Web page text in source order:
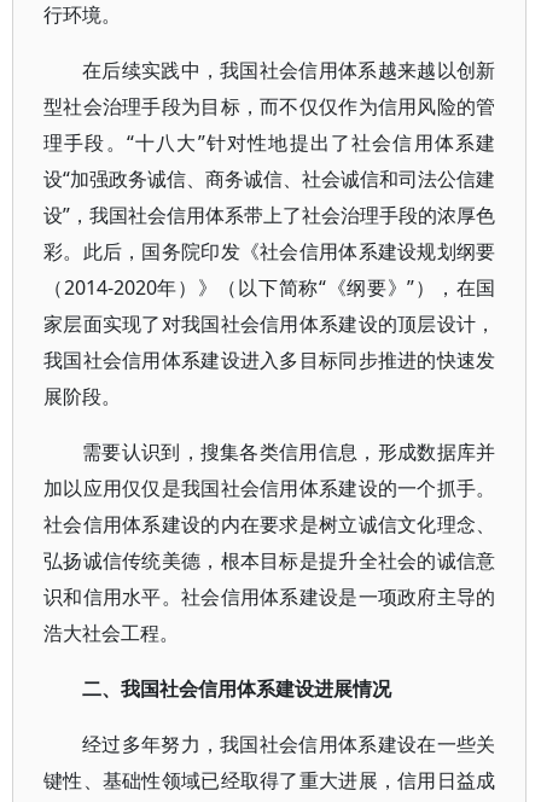
行环境。
在后续实践中，我国社会信用体系越来越以创新
型社会治理手段为目标，而不仅仅作为信用风险的管
理手段。“十八大”针对性地提出了社会信用体系建
设“加强政务诚信、商务诚信、社会诚信和司法公信建
设”，我国社会信用体系带上了社会治理手段的浓厚色
彩。此后，国务院印发《社会信用体系建设规划纲要
（2014-2020年）》（以下简称“《纲要》”），在国
家层面实现了对我国社会信用体系建设的顶层设计，
我国社会信用体系建设进入多目标同步推进的快速发
展阶段。
需要认识到，搜集各类信用信息，形成数据库并
加以应用仅仅是我国社会信用体系建设的一个抓手。
社会信用体系建设的内在要求是树立诚信文化理念、
弘扬诚信传统美德，根本目标是提升全社会的诚信意
识和信用水平。社会信用体系建设是一项政府主导的
浩大社会工程。
二、我国社会信用体系建设进展情况
经过多年努力，我国社会信用体系建设在一些关
键性、基础性领域已经取得了重大进展，信用日益成